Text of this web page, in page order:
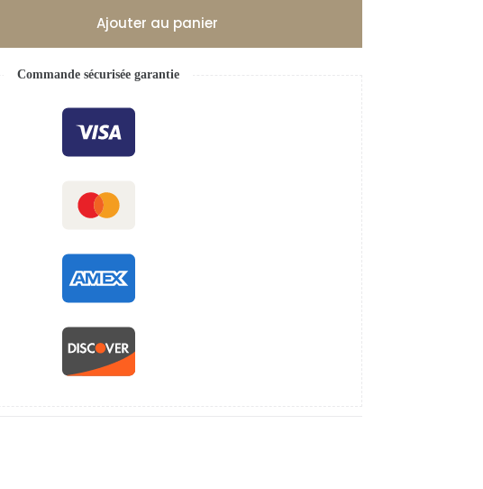
Ajouter au panier
Commande sécurisée garantie